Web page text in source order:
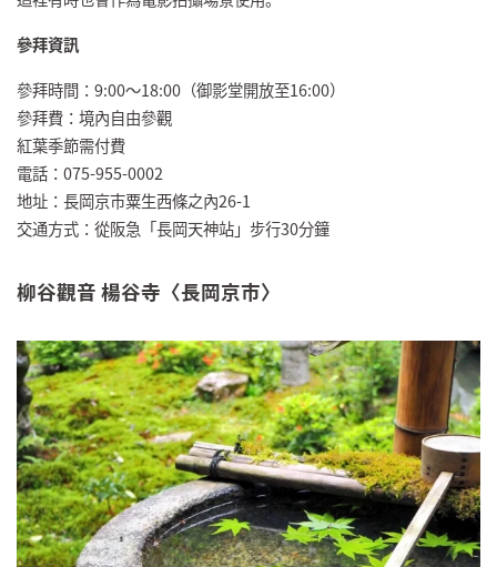
參拜資訊
參拜時間：9:00～18:00（御影堂開放至16:00）
參拜費：境內自由參觀
紅葉季節需付費
電話：075-955-0002
地址：長岡京市粟生西條之內26-1
交通方式：從阪急「長岡天神站」步行30分鐘
柳谷觀音 楊谷寺〈長岡京市〉